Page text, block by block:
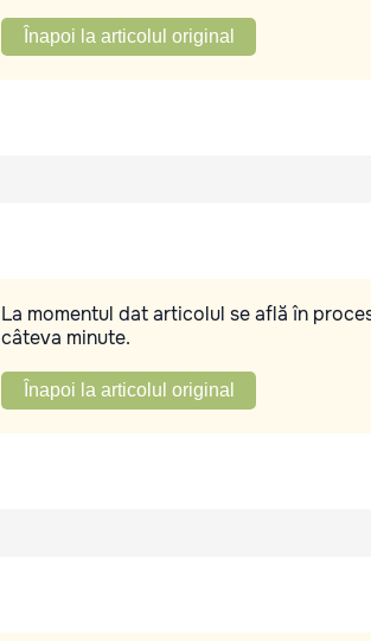
Înapoi la articolul original
La momentul dat articolul se află în
câteva minute.
Înapoi la articolul original